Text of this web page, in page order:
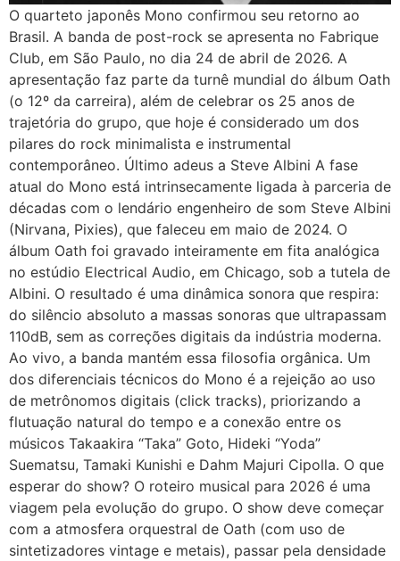
O quarteto japonês Mono confirmou seu retorno ao
Brasil. A banda de post-rock se apresenta no Fabrique
Club, em São Paulo, no dia 24 de abril de 2026. A
apresentação faz parte da turnê mundial do álbum Oath
(o 12º da carreira), além de celebrar os 25 anos de
trajetória do grupo, que hoje é considerado um dos
pilares do rock minimalista e instrumental
contemporâneo. Último adeus a Steve Albini A fase
atual do Mono está intrinsecamente ligada à parceria de
décadas com o lendário engenheiro de som Steve Albini
(Nirvana, Pixies), que faleceu em maio de 2024. O
álbum Oath foi gravado inteiramente em fita analógica
no estúdio Electrical Audio, em Chicago, sob a tutela de
Albini. O resultado é uma dinâmica sonora que respira:
do silêncio absoluto a massas sonoras que ultrapassam
110dB, sem as correções digitais da indústria moderna.
Ao vivo, a banda mantém essa filosofia orgânica. Um
dos diferenciais técnicos do Mono é a rejeição ao uso
de metrônomos digitais (click tracks), priorizando a
flutuação natural do tempo e a conexão entre os
músicos Takaakira “Taka” Goto, Hideki “Yoda”
Suematsu, Tamaki Kunishi e Dahm Majuri Cipolla. O que
esperar do show? O roteiro musical para 2026 é uma
viagem pela evolução do grupo. O show deve começar
com a atmosfera orquestral de Oath (com uso de
sintetizadores vintage e metais), passar pela densidade